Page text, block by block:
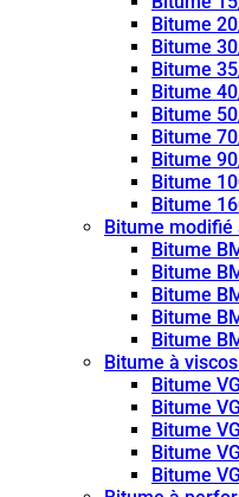
Bitume
Bitume
Bitume
Bitume
Bitume
Bitume
Bitume
Bitume
Bitume
Bitume modifié
Bitume
Bitume
Bitume
Bitume
Bitume
Bitume à
Bitume
Bitume
Bitume
Bitume
Bitume